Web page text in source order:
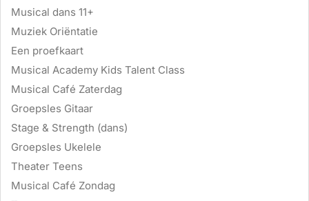
Musical dans 11+
Muziek Oriëntatie
Een proefkaart
Musical Academy Kids Talent Class
Musical Café Zaterdag
Groepsles Gitaar
Stage & Strength (dans)
Groepsles Ukelele
Theater Teens
Musical Café Zondag